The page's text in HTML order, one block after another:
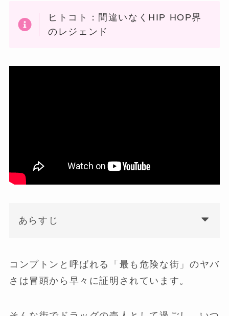
ヒトコト：間違いなくHIP HOP界
のレジェンド
あらすじ
コンプトンと呼ばれる「最も危険な街」のヤバ
さは冒頭から早々に証明されています。